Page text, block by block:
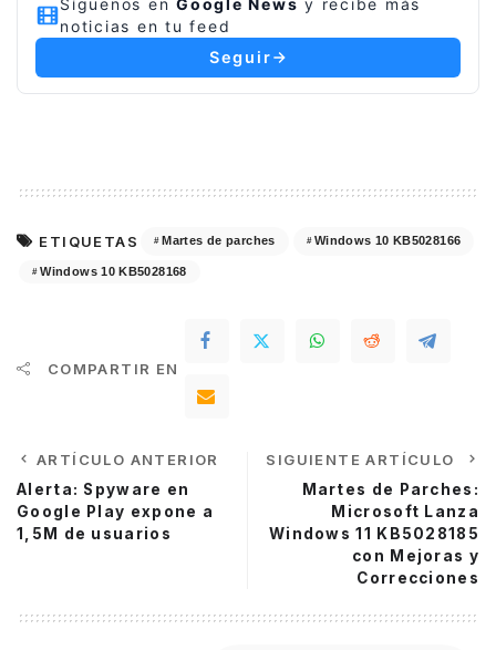
noticias en tu feed
Seguir
ETIQUETAS Martes de parches Windows 10 KB5028166
Windows 10 KB5028168
COMPARTIR EN
ARTÍCULO ANTERIOR
Alerta: Spyware en
Google Play expone a
1,5M de usuarios
SIGUIENTE ARTÍCULO
Martes de Parches:
Microsoft Lanza
Windows 11 KB5028185
con Mejoras y
Correcciones